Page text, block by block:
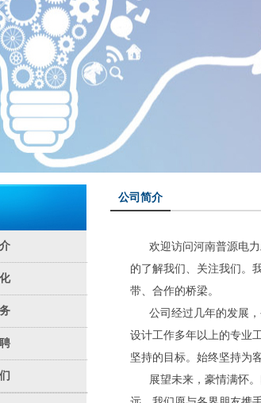
公司简介
欢迎访问河南普源电力
的了解我们、关注我们。
带、合作的桥梁。
公司经过几年的发展，
设计工作多年以上的专业
坚持的目标。始终坚持为
展望未来，豪情满怀。